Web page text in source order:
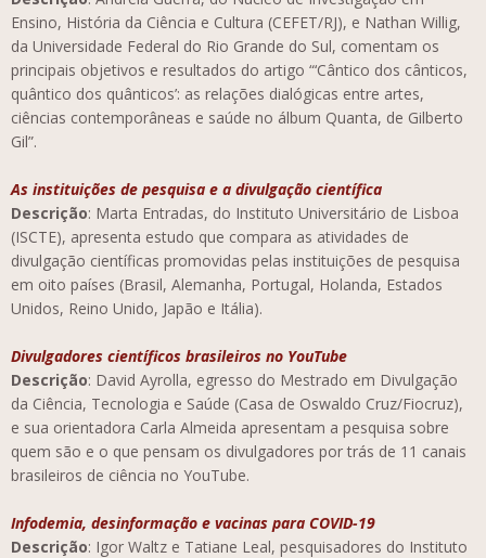
Ensino, História da Ciência e Cultura (CEFET/RJ), e Nathan Willig,
da Universidade Federal do Rio Grande do Sul, comentam os
principais objetivos e resultados do artigo “‘Cântico dos cânticos,
quântico dos quânticos’: as relações dialógicas entre artes,
ciências contemporâneas e saúde no álbum Quanta, de Gilberto
Gil”.
As instituições de pesquisa e a divulgação científica
Descrição: Marta Entradas, do Instituto Universitário de Lisboa
(ISCTE), apresenta estudo que compara as atividades de
divulgação científicas promovidas pelas instituições de pesquisa
em oito países (Brasil, Alemanha, Portugal, Holanda, Estados
Unidos, Reino Unido, Japão e Itália).
Divulgadores científicos brasileiros no YouTube
Descrição: David Ayrolla, egresso do Mestrado em Divulgação
da Ciência, Tecnologia e Saúde (Casa de Oswaldo Cruz/Fiocruz),
e sua orientadora Carla Almeida apresentam a pesquisa sobre
quem são e o que pensam os divulgadores por trás de 11 canais
brasileiros de ciência no YouTube.
Infodemia, desinformação e vacinas para COVID-19
Descrição: Igor Waltz e Tatiane Leal, pesquisadores do Instituto